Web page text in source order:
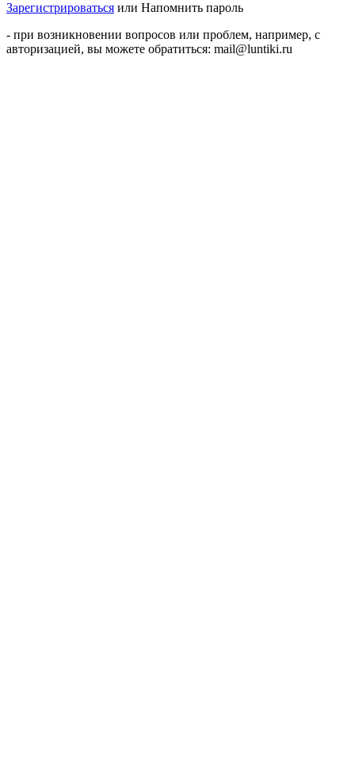
Зарегистрироваться или Напомнить пароль
- при возникновении вопросов или проблем, например, с
авторизацией, вы можете обратиться: mail@luntiki.ru